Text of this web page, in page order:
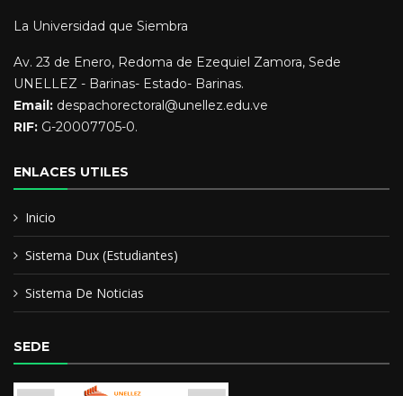
La Universidad que Siembra
Av. 23 de Enero, Redoma de Ezequiel Zamora, Sede
UNELLEZ - Barinas- Estado- Barinas.
Email: despachorectoral@unellez.edu.ve
RIF: G-20007705-0.
ENLACES UTILES
Inicio
Sistema Dux (Estudiantes)
Sistema De Noticias
SEDE